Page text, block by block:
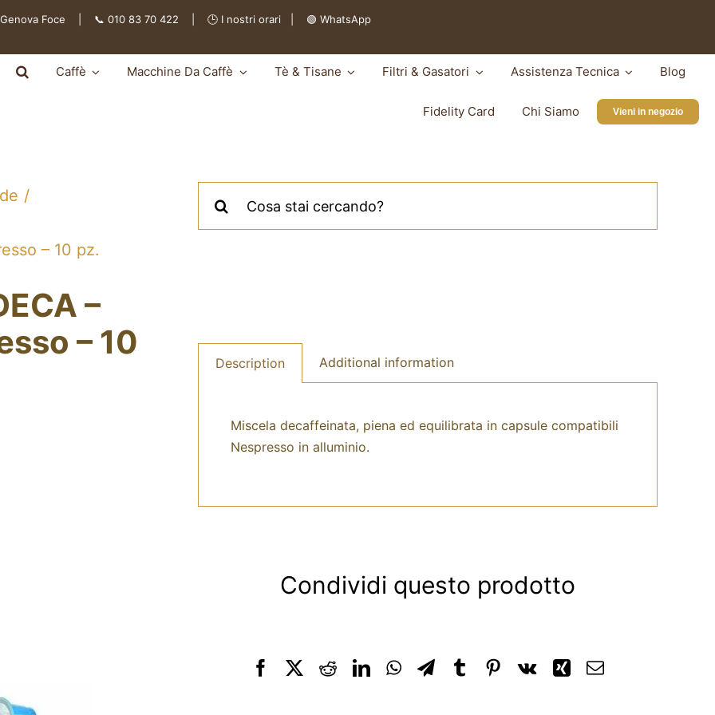
Genova Foce | 📞 010 83 70 422 | 🕒 I nostri orari 🟢 WhatsApp
Caffè Macchine Da Caffè Tè & Tisane Filtri & Gasatori Assistenza Tecnica Blog
Fidelity Card Chi Siamo Vieni in negozio
– 10 pz.
per:
–
– 10
Description Additional information
Miscela decaffeinata, piena ed equilibrata in capsule compatibili
Nespresso in alluminio.
Condividi questo prodotto